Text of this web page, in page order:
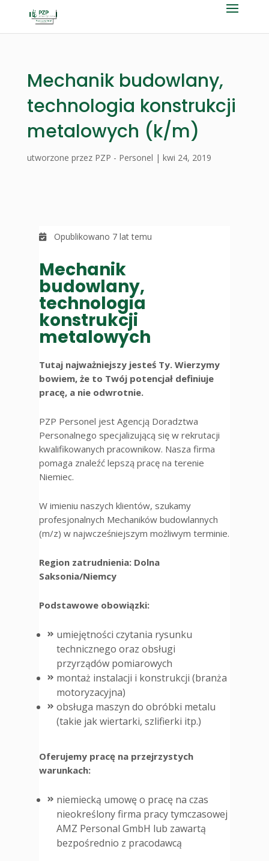
Mechanik budowlany,
technologia konstrukcji
metalowych (k/m)
utworzone przez PZP - Personel | kwi 24, 2019
Opublikowano 7 lat temu
Mechanik
budowlany,
technologia
konstrukcji
metalowych
Tutaj najważniejszy jesteś Ty. Wierzymy
bowiem, że to Twój potencjał definiuje
pracę, a nie odwrotnie.
PZP Personel jest Agencją Doradztwa
Personalnego specjalizującą się w rekrutacji
kwalifikowanych pracownikow. Nasza firma
pomaga znaleźć lepszą pracę na terenie
Niemiec.
W imieniu naszych klientów, szukamy
profesjonalnych Mechaników budowlannych
(m/z) w najwcześniejszym możliwym terminie.
Region zatrudnienia: Dolna
Saksonia/Niemcy
Podstawowe obowiązki:
umiejętności czytania rysunku
technicznego oraz obsługi
przyrządów pomiarowych
montaż instalacji i konstrukcji (branża
motoryzacyjna)
obsługa maszyn do obróbki metalu
(takie jak wiertarki, szlifierki itp.)
Oferujemy pracę na przejrzystych
warunkach:
niemiecką umowę o pracę na czas
nieokreślony firma pracy tymczasowej
AMZ Personal GmbH lub zawartą
bezpośrednio z pracodawcą